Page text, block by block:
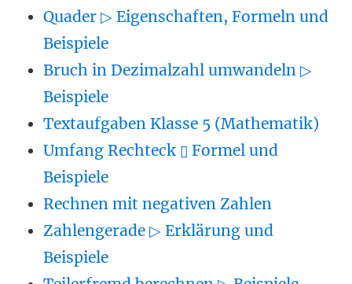
Quader ▷ Eigenschaften, Formeln und
Beispiele
Bruch in Dezimalzahl umwandeln ▷
Beispiele
Textaufgaben Klasse 5 (Mathematik)
Umfang Rechteck ▯ Formel und
Beispiele
Rechnen mit negativen Zahlen
Zahlengerade ▷ Erklärung und
Beispiele